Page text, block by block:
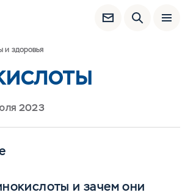
и здоровья
2023
и зачем они